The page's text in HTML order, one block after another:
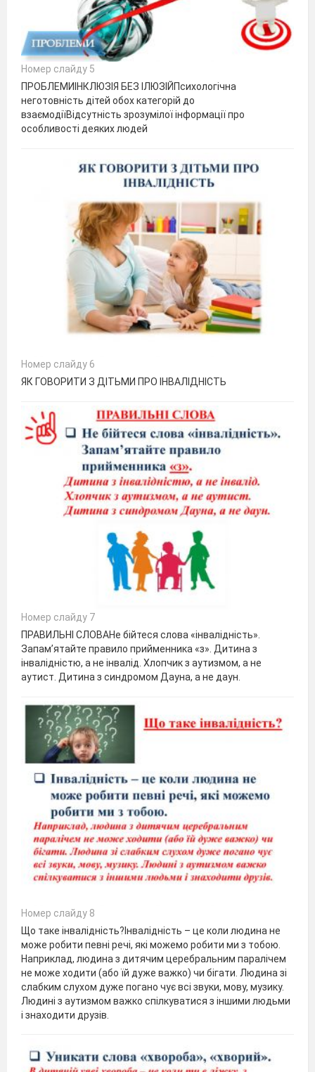
Номер слайду 5
ПРОБЛЕМИІНКЛЮЗІЯ БЕЗ ІЛЮЗІЙПсихологічна
неготовність дітей обох категорій до
взаємодіїВідсутність зрозумілої інформації про
особливості деяких людей
Номер слайду 6
ЯК ГОВОРИТИ З ДІТЬМИ ПРО ІНВАЛІДНІСТЬ
Номер слайду 7
ПРАВИЛЬНІ СЛОВАНе бійтеся слова «інвалідність».
Запам’ятайте правило прийменника «з». Дитина з
інвалідністю, а не інвалід. Хлопчик з аутизмом, а не
аутист. Дитина з синдромом Дауна, а не даун.
Номер слайду 8
Що таке інвалідність?Інвалідність – це коли людина не
може робити певні речі, які можемо робити ми з тобою.
Наприклад, людина з дитячим церебральним паралічем
не може ходити (або їй дуже важко) чи бігати. Людина зі
слабким слухом дуже погано чує всі звуки, мову, музику.
Людині з аутизмом важко спілкуватися з іншими людьми
і знаходити друзів.